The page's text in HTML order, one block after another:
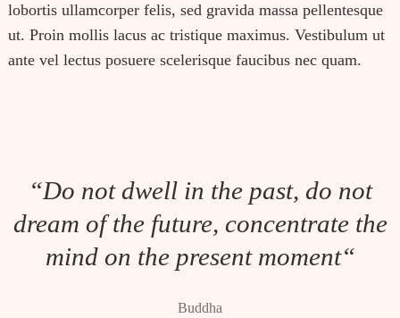
lobortis ullamcorper felis, sed gravida massa pellentesque
ut. Proin mollis lacus ac tristique maximus. Vestibulum ut
ante vel lectus posuere scelerisque faucibus nec quam.
“Do not dwell in the past, do not
dream of the future, concentrate the
mind on the present moment“
Buddha